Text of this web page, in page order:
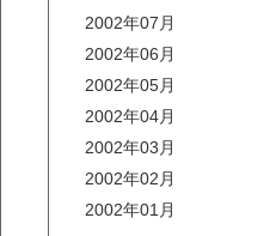
2002年07月
2002年06月
2002年05月
2002年04月
2002年03月
2002年02月
2002年01月